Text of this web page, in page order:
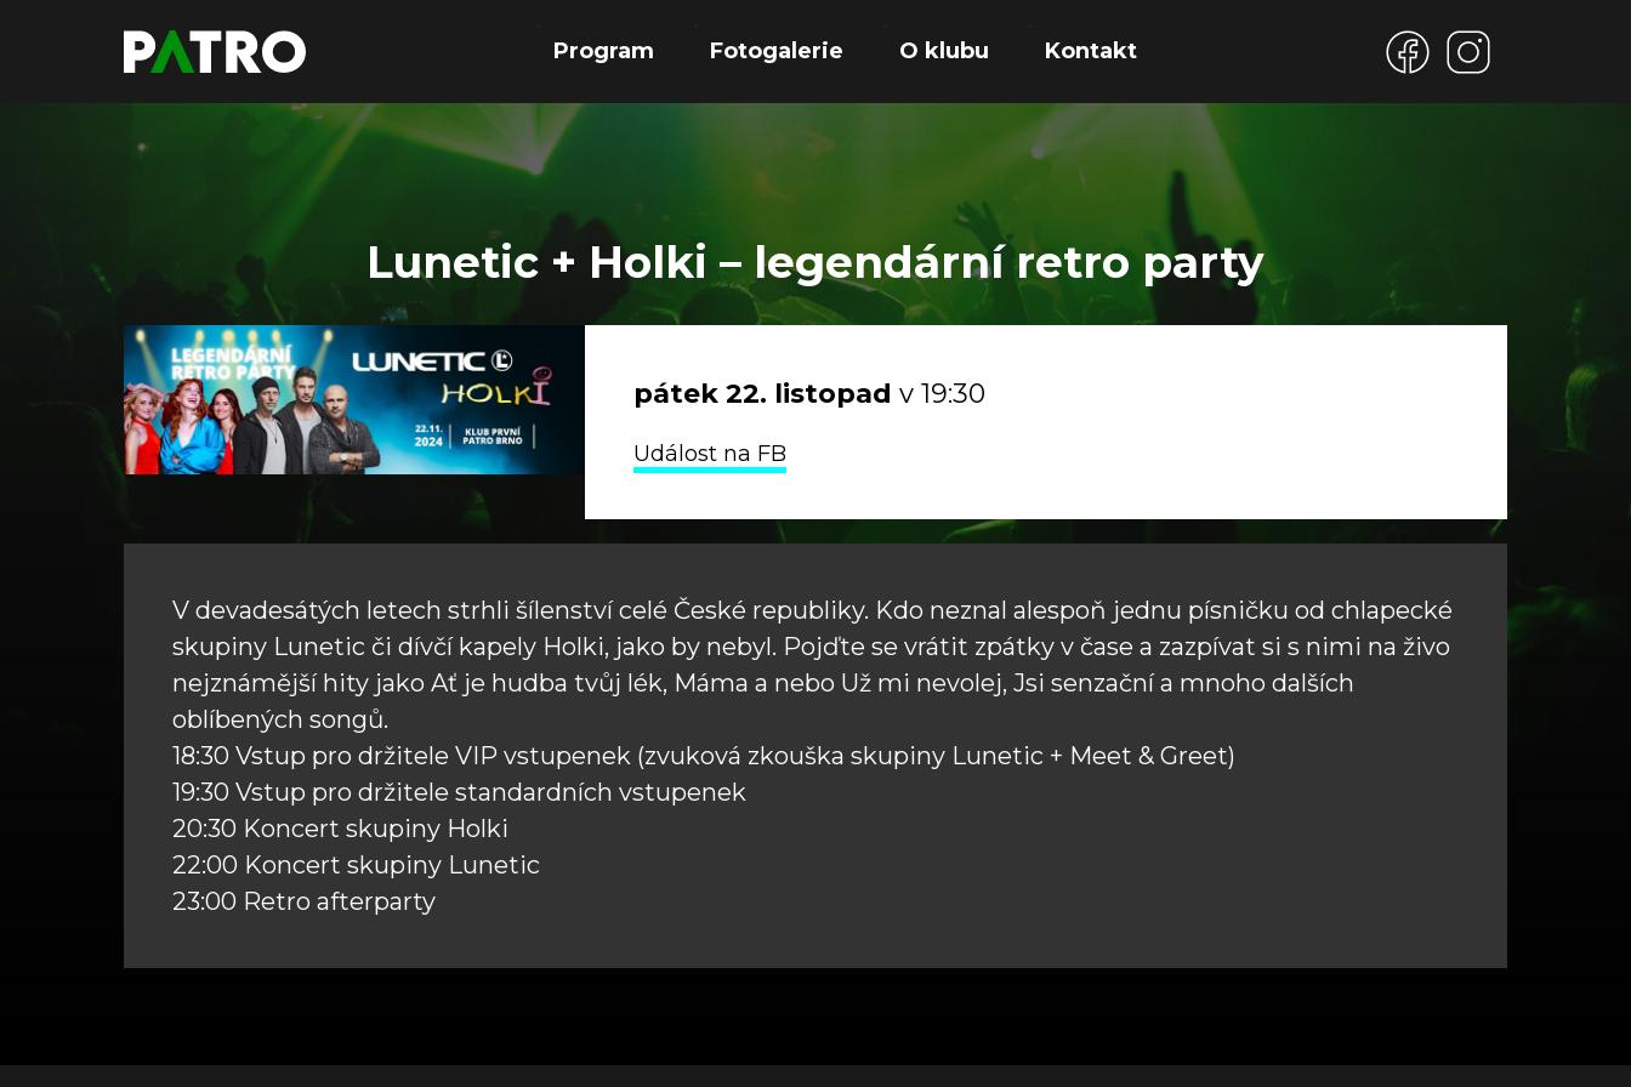
Program Fotogalerie O klubu Kontakt
Lunetic + Holki – legendární retro party
pátek 22. listopad v 19:30
Událost na FB
V devadesátých letech strhli šílenství celé České republiky. Kdo neznal alespoň jednu písničku od chlapecké
skupiny Lunetic či dívčí kapely Holki, jako by nebyl. Pojďte se vrátit zpátky v čase a zazpívat si s nimi na živo
nejznámější hity jako Ať je hudba tvůj lék, Máma a nebo Už mi nevolej, Jsi senzační a mnoho dalších
oblíbených songů.
18:30 Vstup pro držitele VIP vstupenek (zvuková zkouška skupiny Lunetic + Meet & Greet)
19:30 Vstup pro držitele standardních vstupenek
20:30 Koncert skupiny Holki
22:00 Koncert skupiny Lunetic
23:00 Retro afterparty